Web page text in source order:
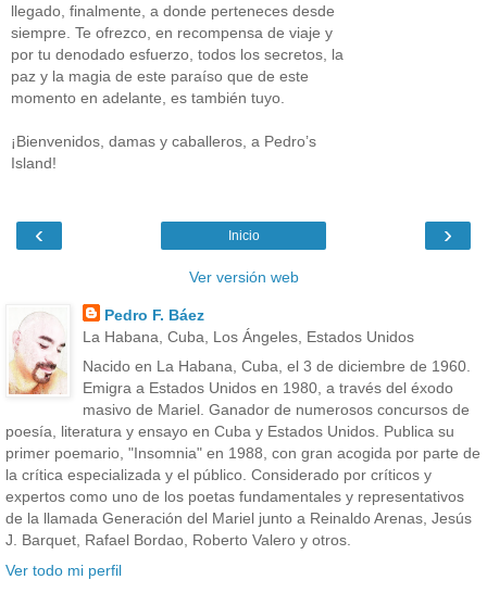
llegado, finalmente, a donde perteneces desde
siempre. Te ofrezco, en recompensa de viaje y
por tu denodado esfuerzo, todos los secretos, la
paz y la magia de este paraíso que de este
momento en adelante, es también tuyo.
¡Bienvenidos, damas y caballeros, a Pedro’s
Island!
‹ ›
Inicio
Ver versión web
Pedro F. Báez
La Habana, Cuba, Los Ángeles, Estados Unidos
Nacido en La Habana, Cuba, el 3 de diciembre de 1960.
Emigra a Estados Unidos en 1980, a través del éxodo
masivo de Mariel. Ganador de numerosos concursos de
poesía, literatura y ensayo en Cuba y Estados Unidos. Publica su
primer poemario, "Insomnia" en 1988, con gran acogida por parte de
la crítica especializada y el público. Considerado por críticos y
expertos como uno de los poetas fundamentales y representativos
de la llamada Generación del Mariel junto a Reinaldo Arenas, Jesús
J. Barquet, Rafael Bordao, Roberto Valero y otros.
Ver todo mi perfil